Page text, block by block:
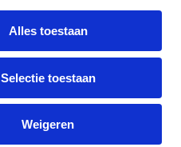
Alles toestaan
Selectie toestaan
Weigeren